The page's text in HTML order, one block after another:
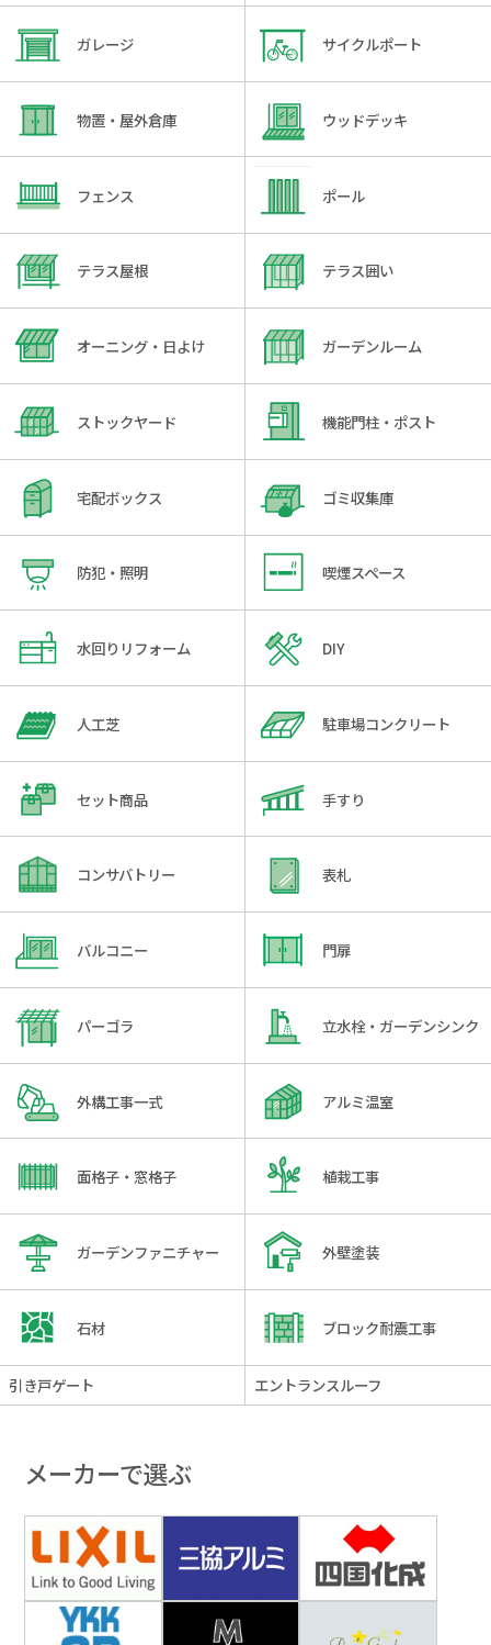
ガレージ サイクルポート
物置・屋外倉庫 ウッドデッキ
フェンス ポール
テラス屋根 テラス囲い
オーニング・日よけ ガーデンルーム
ストックヤード 機能門柱・ポスト
宅配ボックス ゴミ収集庫
防犯・照明 喫煙スペース
水回りリフォーム DIY
人工芝 駐車場コンクリート
セット商品 手すり
コンサバトリー 表札
バルコニー 門扉
パーゴラ 立水栓・ガーデンシンク
外構工事一式 アルミ温室
面格子・窓格子 植栽工事
ガーデンファニチャー 外壁塗装
石材 ブロック耐震工事
引き戸ゲート エントランスルーフ
メーカーで選ぶ